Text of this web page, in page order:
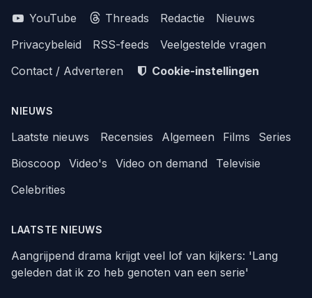
YouTube
Threads Redactie
Nieuws
Privacybeleid
RSS-feeds
Veelgestelde vragen
Contact / Adverteren
Cookie-instellingen
NIEUWS
Laatste nieuws Recensies Algemeen Films
Series
Bioscoop
Video's Video on demand
Televisie
Celebrities
LAATSTE NIEUWS
Aangrijpend drama krijgt veel lof van kijkers: 'Lang
geleden dat ik zo heb genoten van een serie'